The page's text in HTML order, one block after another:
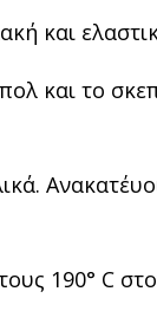
και
και το
190° C